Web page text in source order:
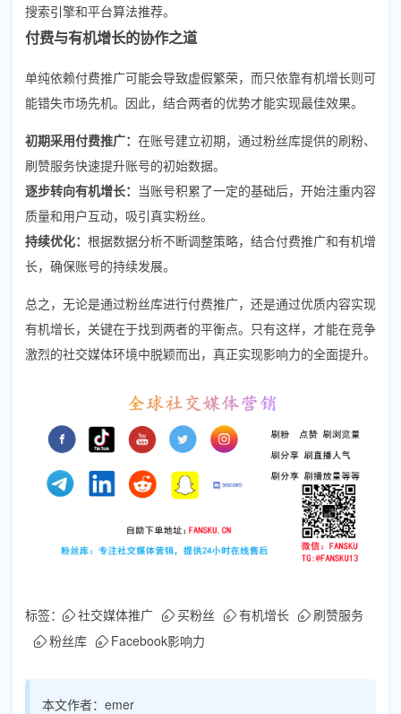
搜索引擎和平台算法推荐。
付费与有机增长的协作之道
单纯依赖付费推广可能会导致虚假繁荣，而只依靠有机增长则可
能错失市场先机。因此，结合两者的优势才能实现最佳效果。
初期采用付费推广： 在账号建立初期，通过粉丝库提供的刷粉、
刷赞服务快速提升账号的初始数据。
逐步转向有机增长： 当账号积累了一定的基础后，开始注重内容
质量和用户互动，吸引真实粉丝。
持续优化： 根据数据分析不断调整策略，结合付费推广和有机增
长，确保账号的持续发展。
总之，无论是通过粉丝库进行付费推广，还是通过优质内容实现
有机增长，关键在于找到两者的平衡点。只有这样，才能在竞争
激烈的社交媒体环境中脱颖而出，真正实现影响力的全面提升。
标签： 社交媒体推广 买粉丝 有机增长
刷赞服务
粉丝库
Facebook影响力
本文作者： emer